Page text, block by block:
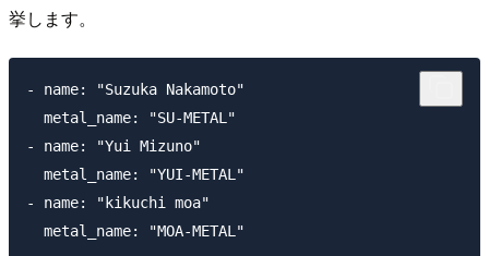
挙します。
- name: "Suzuka Nakamoto"
  metal_name: "SU-METAL"
- name: "Yui Mizuno"
  metal_name: "YUI-METAL"
- name: "kikuchi moa"